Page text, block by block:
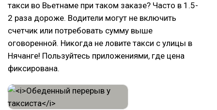
такси во Вьетнаме при таком заказе? Часто в 1.5-
2 раза дороже. Водители могут не включить
счетчик или потребовать сумму выше
оговоренной. Никогда не ловите такси с улицы в
Нячанге! Пользуйтесь приложениями, где цена
фиксирована.